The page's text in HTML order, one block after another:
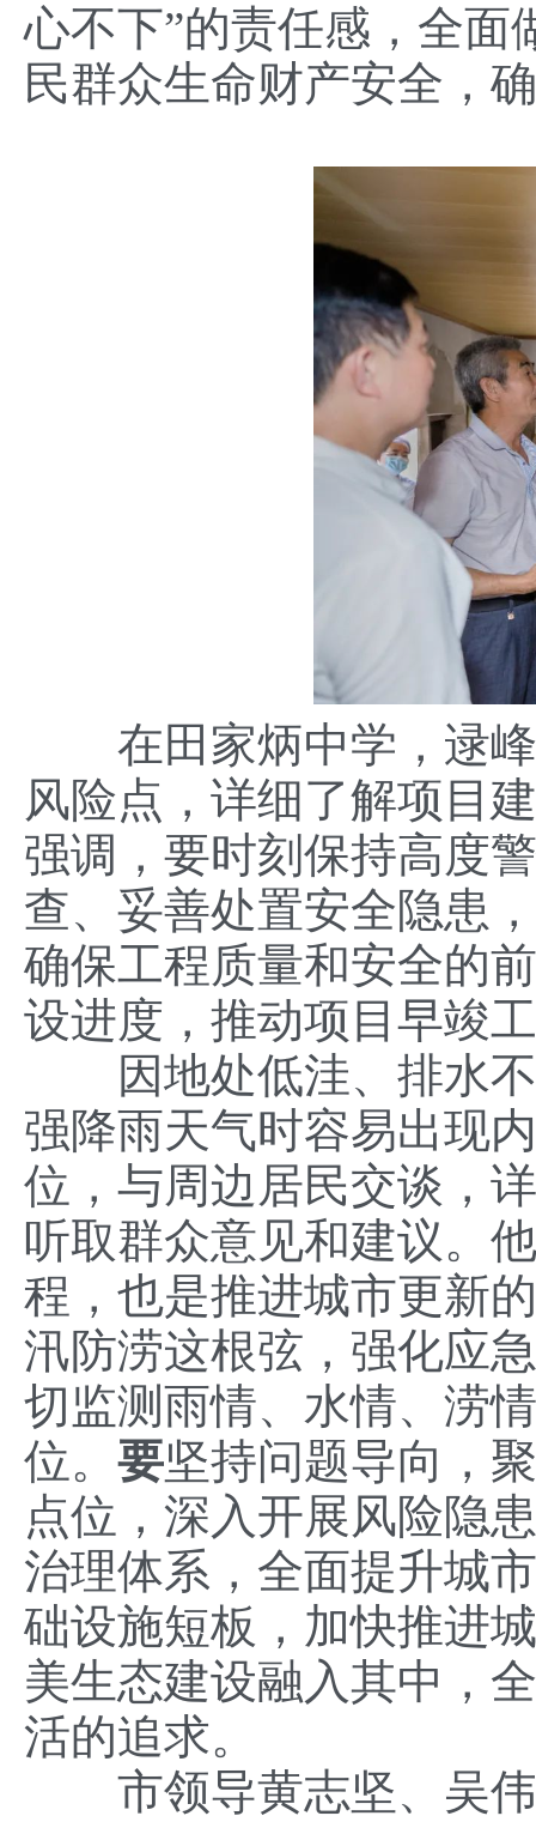
心不下”的责任感，全面
民群众生命财产安全，
在田家炳中学，逯峰
风险点，详细了解项目
强调，要时刻保持高度
查、妥善处置安全隐患
确保工程质量和安全的
设进度，推动项目早竣
因地处低洼、排水不
强降雨天气时容易出现
位，与周边居民交谈，
听取群众意见和建议。
程，也是推进城市更新
汛防涝这根弦，强化应
切监测雨情、水情、涝
位。 要坚持问题导向，
点位，深入开展风险隐
治理体系，全面提升城
础设施短板，加快推进
美生态建设融入其中，
活的追求。
市领导黄志坚、吴伟